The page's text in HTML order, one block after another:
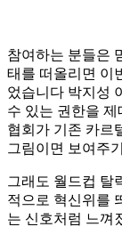
참여하는 분들은
태를 떠올리면 이
었습니다 박지성
수 있는 권한을
협회가 기존 카르
그림이면 보여주
그래도 월드컵 탈
적으로 혁신위를
는 신호처럼 느껴